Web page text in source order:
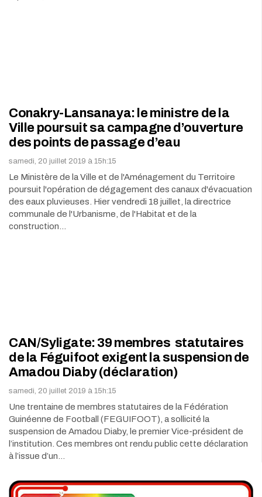
Conakry-Lansanaya: le ministre de la
Ville poursuit sa campagne d’ouverture
des points de passage d’eau
samedi, 20 juillet 2019 à 15h:15
Le Ministère de la Ville et de l'Aménagement du Territoire
poursuit l'opération de dégagement des canaux d'évacuation
des eaux pluvieuses. Hier vendredi 18 juillet, la directrice
communale de l'Urbanisme, de l'Habitat et de la
construction…
CAN/Syligate: 39 membres statutaires
de la Féguifoot exigent la suspension de
Amadou Diaby (déclaration)
samedi, 20 juillet 2019 à 15h:15
Une trentaine de membres statutaires de la Fédération
Guinéenne de Football (FEGUIFOOT), a sollicité la
suspension de Amadou Diaby, le premier Vice-président de
l’institution. Ces membres ont rendu public cette déclaration
à l’issue d’un…